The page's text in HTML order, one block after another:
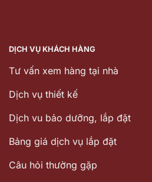
DỊCH VỤ KHÁCH HÀNG
Tư vấn xem hàng tại nhà
Dịch vụ thiết kế
Dịch vu bảo dưỡng, lắp đặt
Bảng giá dịch vụ lắp đặt
Câu hỏi thường gặp